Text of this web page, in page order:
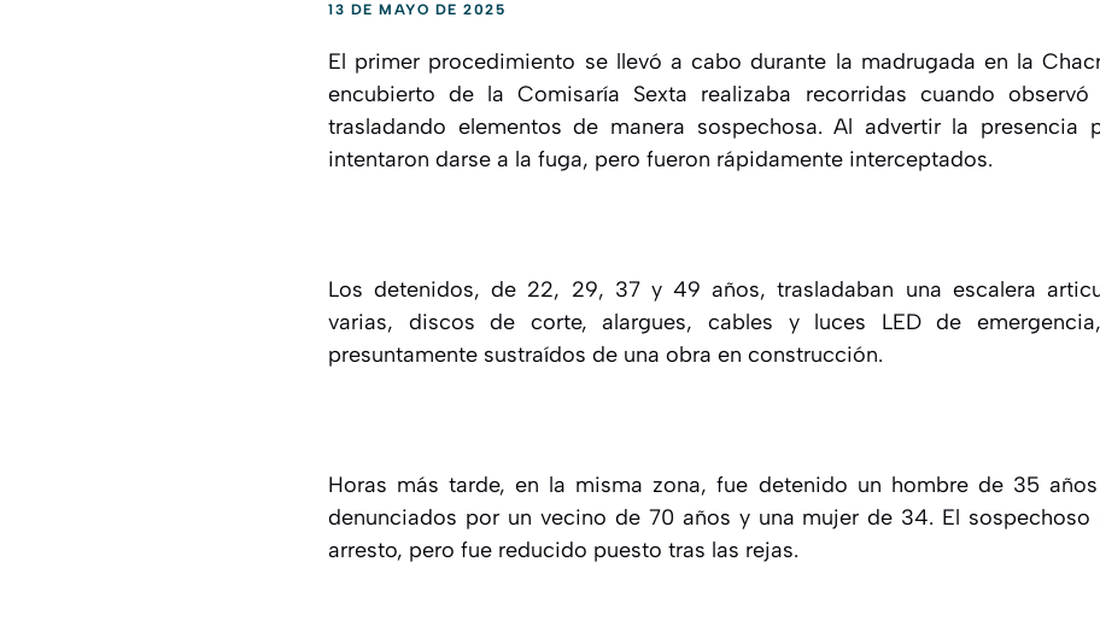
13 DE MAYO DE 2025
El primer procedimiento se llevó a cabo durante la madrugada en la
encubierto de la Comisaría Sexta realizaba recorridas cuando
trasladando elementos de manera sospechosa. Al advertir la presencia
intentaron darse a la fuga, pero fueron rápidamente interceptados.
Los detenidos, de 22, 29, 37 y 49 años, trasladaban una escalera
varias, discos de corte, alargues, cables y luces LED de
presuntamente sustraídos de una obra en construcción.
Horas más tarde, en la misma zona, fue detenido un hombre de 35
denunciados por un vecino de 70 años y una mujer de 34. El sospechoso
arresto, pero fue reducido puesto tras las rejas.